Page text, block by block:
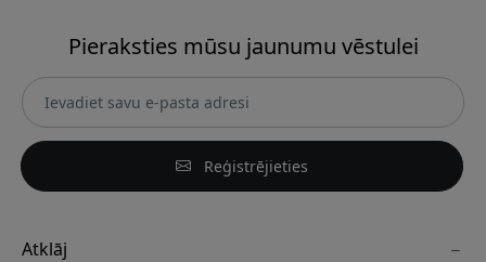
Pieraksties mūsu jaunumu vēstulei
Reģistrējieties
Atklāj